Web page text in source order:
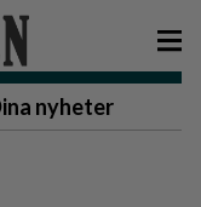
nyheter